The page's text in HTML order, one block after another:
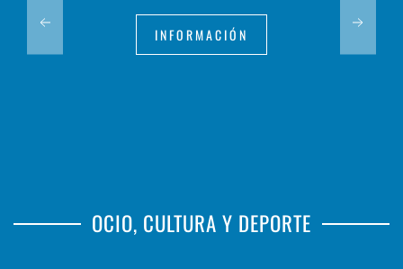
INFORMACIÓN
OCIO, CULTURA Y DEPORTE